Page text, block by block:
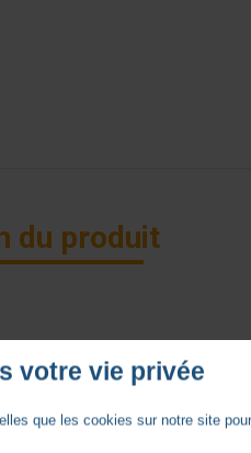
du produit
votre vie privée
que les cookies sur notre site